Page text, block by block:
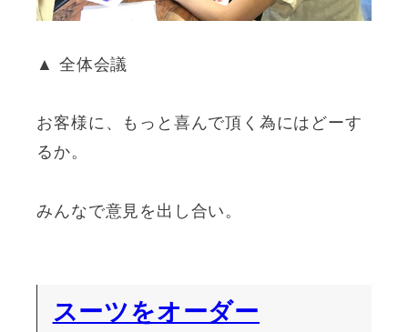
▲ 全体会議
お客様に、もっと喜んで頂く為にはどーす
るか。
みんなで意見を出し合い。
スーツをオーダー